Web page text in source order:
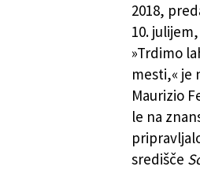
2018,
10.
»Trdimo
mesti,« je
Maurizio
le na
središče